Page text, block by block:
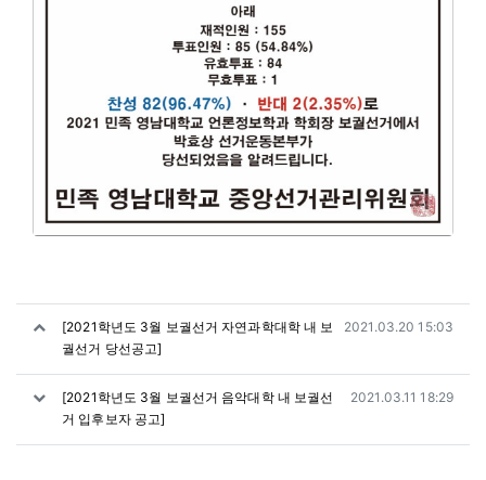
관련자료
[2021학년도 3월 보궐선거 자연과학대학 내 보
궐선거 당선공고]
작성일
2021.03.20 15:03
[2021학년도 3월 보궐선거 음악대학 내 보궐선
거 입후보자 공고]
작성일
2021.03.11 18:29